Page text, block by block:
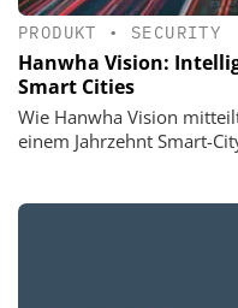
PRODUKT • SECURITY
Hanwha Vision:
Smart Cities
Wie Hanwha Vision
einem Jahrzehnt Smart-